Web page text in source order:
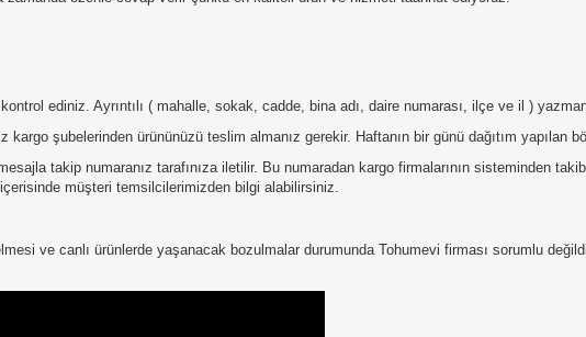
ediniz. Ayrıntılı ( mahalle, sokak, cadde, bina adı, daire numarası, ilçe ve il )
şubelerinden ürününüzü teslim almanız gerekir. Haftanın bir günü dağıtım yapılan
takip numaranız tarafınıza iletilir. Bu numaradan kargo firmalarının sisteminden
müşteri temsilcilerimizden bilgi alabilirsiniz.
ve canlı ürünlerde yaşanacak bozulmalar durumunda Tohumevi firması sorumlu